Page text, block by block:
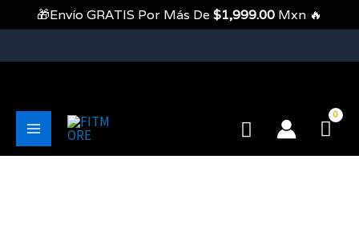
Contenido
Main
Buscar
🎁Envío GRATIS Por Más De $1,999.00 Mxn 🔥